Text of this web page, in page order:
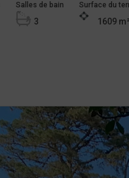
Salles de bain
3
Surface du
1609 m²